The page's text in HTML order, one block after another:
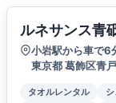
ルネサンス青
小岩駅から車で6
東京都 葛飾区青
タオルレンタル